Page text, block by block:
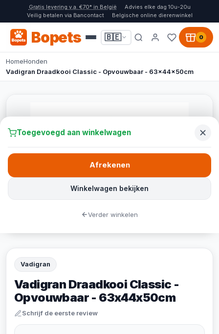
Gratis levering v.a. €70* in België
Advies elke dag 10u-20u
Veilig betalen via Bancontact
Belgische online dierenwinkel
Bopets 🇧🇪 0
HomeHonden
Vadigran Draadkooi Classic - Opvouwbaar - 63x44x50cm
Vadigran
Vadigran Draadkooi Classic -
Opvouwbaar - 63x44x50cm
Schrijf de eerste review
Toegevoegd aan winkelwagen
Winkelwagen bekijken
Afrekenen
Verder winkelen